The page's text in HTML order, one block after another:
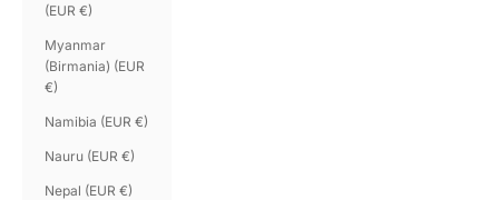
(EUR €)
Myanmar
(Birmania) (EUR
€)
Namibia (EUR €)
Nauru (EUR €)
Nepal (EUR €)